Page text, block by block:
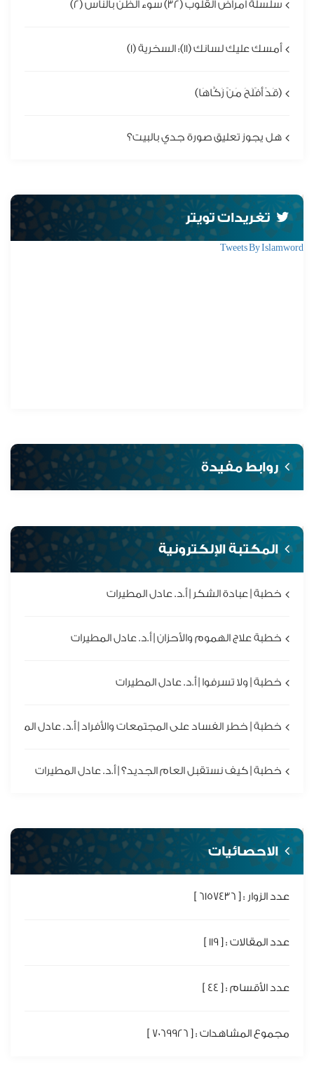
سلسلة أمراض القلوب (32) سوء الظن بالناس (2)
أمسك عليك لسانك (11): السخرية (1)
(قَدْ أَفْلَحَ مَنْ زَكَّاهَا)
هل يجوز تعليق صورة جدي بالبيت؟
تغريدات تويتر
Tweets By Islamword
روابط مفيدة
المكتبة الإلكترونية
خطبة | عبادة الشكر | أ.د. عادل المطيرات
خطبة علاج الهموم والأحزان | أ.د. عادل المطيرات
خطبة | ولا تسرفوا | أ.د. عادل المطيرات
خطبة | خطر الفساد على المجتمعات والأفراد | أ.د. عادل
خطبة | كيف نستقبل العام الجديد؟ | أ.د. عادل المطيرات
الاحصائيات
عدد الزوار : [ 6157436 ]
عدد المقالات : [ 119 ]
عدد الأقسام : [ 44 ]
مجموع المشاهدات : [ 7069926 ]